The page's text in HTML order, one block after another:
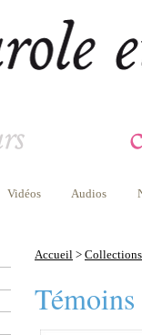
Vidéos Audios
Accueil > Collections
Témoins